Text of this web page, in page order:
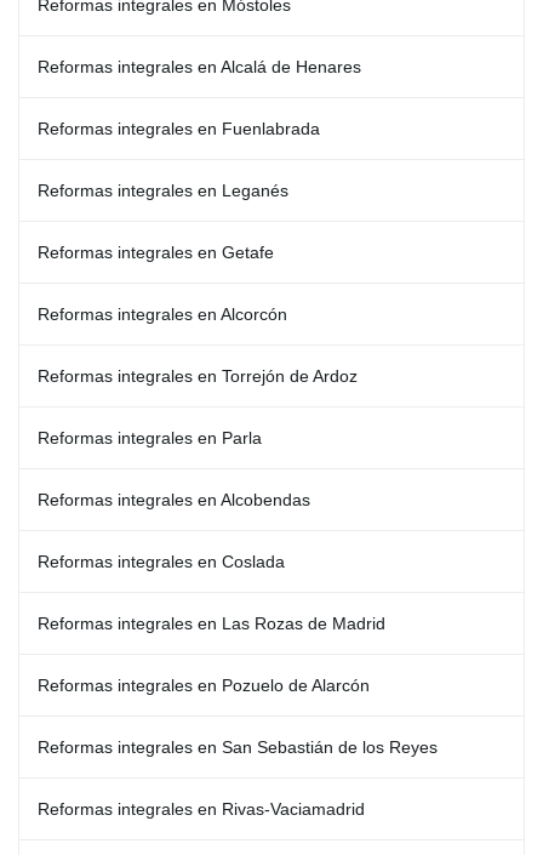
Reformas integrales en Móstoles
Reformas integrales en Alcalá de Henares
Reformas integrales en Fuenlabrada
Reformas integrales en Leganés
Reformas integrales en Getafe
Reformas integrales en Alcorcón
Reformas integrales en Torrejón de Ardoz
Reformas integrales en Parla
Reformas integrales en Alcobendas
Reformas integrales en Coslada
Reformas integrales en Las Rozas de Madrid
Reformas integrales en Pozuelo de Alarcón
Reformas integrales en San Sebastián de los Reyes
Reformas integrales en Rivas-Vaciamadrid